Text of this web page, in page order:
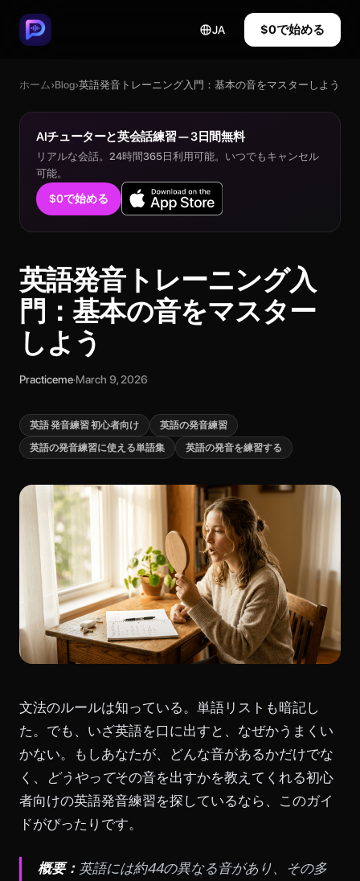
JA $0で始める
ホーム›Blog›英語発音トレーニング入門：基本の音をマスターしよう
AIチューターと英会話練習 — 3日間無料
リアルな会話。24時間365日利用可能。いつでもキャンセル
可能。
$0で始める
英語発音トレーニング入
門：基本の音をマスター
しよう
Practiceme·March 9, 2026
英語 発音練習 初心者向け
英語の発音練習
英語の発音練習に使える単語集
英語の発音を練習する
文法のルールは知っている。単語リストも暗記し
た。でも、いざ英語を口に出すと、なぜかうまくい
かない。もしあなたが、どんな音があるかだけでな
く、
どうやってその音を出すかを教えてくれる初心
者向けの英語発音練習を探しているなら、このガイ
ドがぴったりです。
概要： 英語には約44の異なる音があり、その多